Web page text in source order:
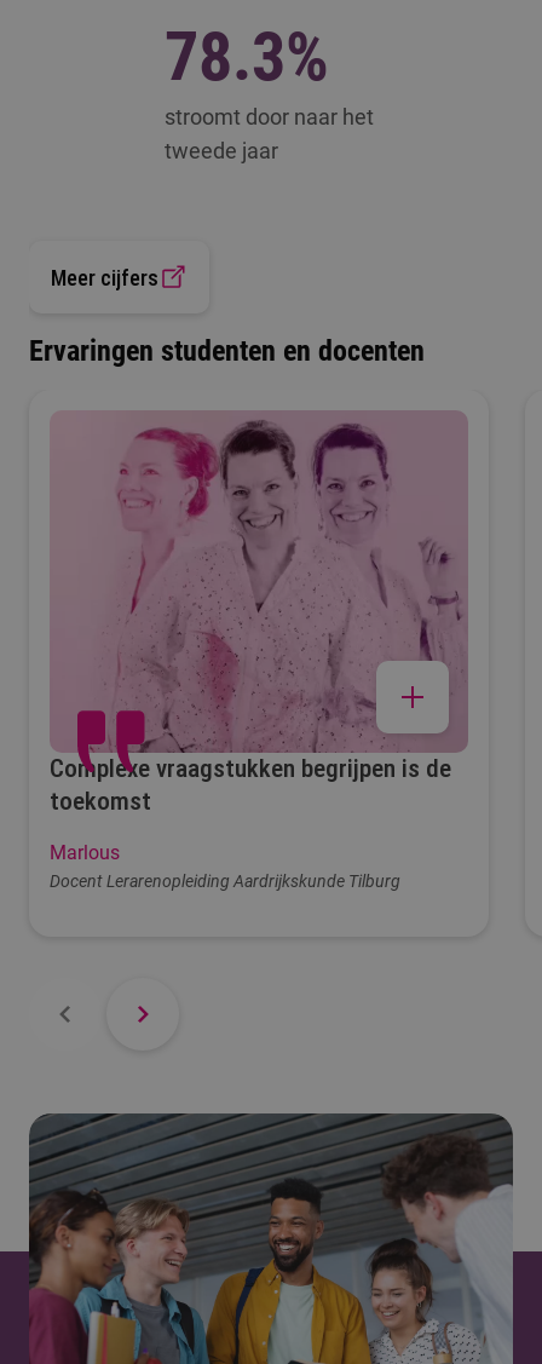
78.3%
stroomt door naar het
tweede jaar
Meer cijfers
3.8
studenttevredenheid,
1 (zeer ontevreden) -
5 (zeer tevreden)
29
eerstejaars
59.8%
Ervaringen studenten en docenten
Complexe vraagstukken begrijpen is de
toekomst
Marlous
Docent Lerarenopleiding Aardrijkskunde Tilburg